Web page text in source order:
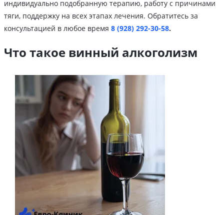
индивидуально подобранную терапию, работу с причинами
тяги, поддержку на всех этапах лечения. Обратитесь за
консультацией в любое время 8 (928) 292-30-58.
Что такое винный алкоголизм